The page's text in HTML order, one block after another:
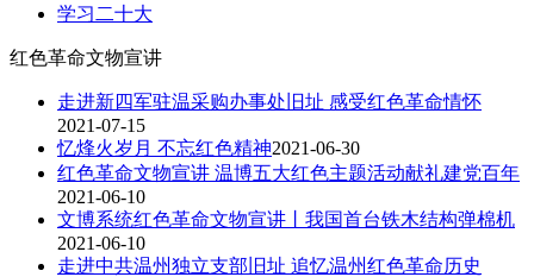
学习二十大
红色革命文物宣讲
走进新四军驻温采购办事处旧址 感受红色革命情怀
2021-07-15
忆烽火岁月 不忘红色精神2021-06-30
红色革命文物宣讲 温博五大红色主题活动献礼建党百年
2021-06-10
文博系统红色革命文物宣讲丨我国首台铁木结构弹棉机
2021-06-10
走进中共温州独立支部旧址 追忆温州红色革命历史